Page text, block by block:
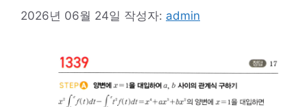
2026년 06월 24일 작성자: admin